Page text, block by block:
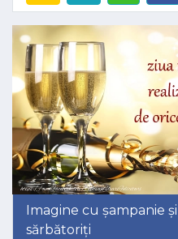
Imagine cu șampanie
sărbătoriți